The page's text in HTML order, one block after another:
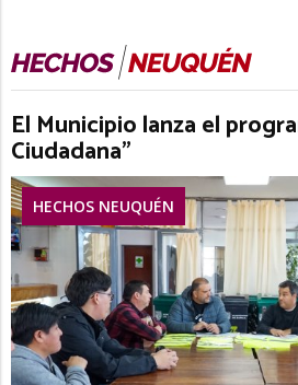
El Municipio lanza el
Ciudadana”
HECHOS NEUQUÉN